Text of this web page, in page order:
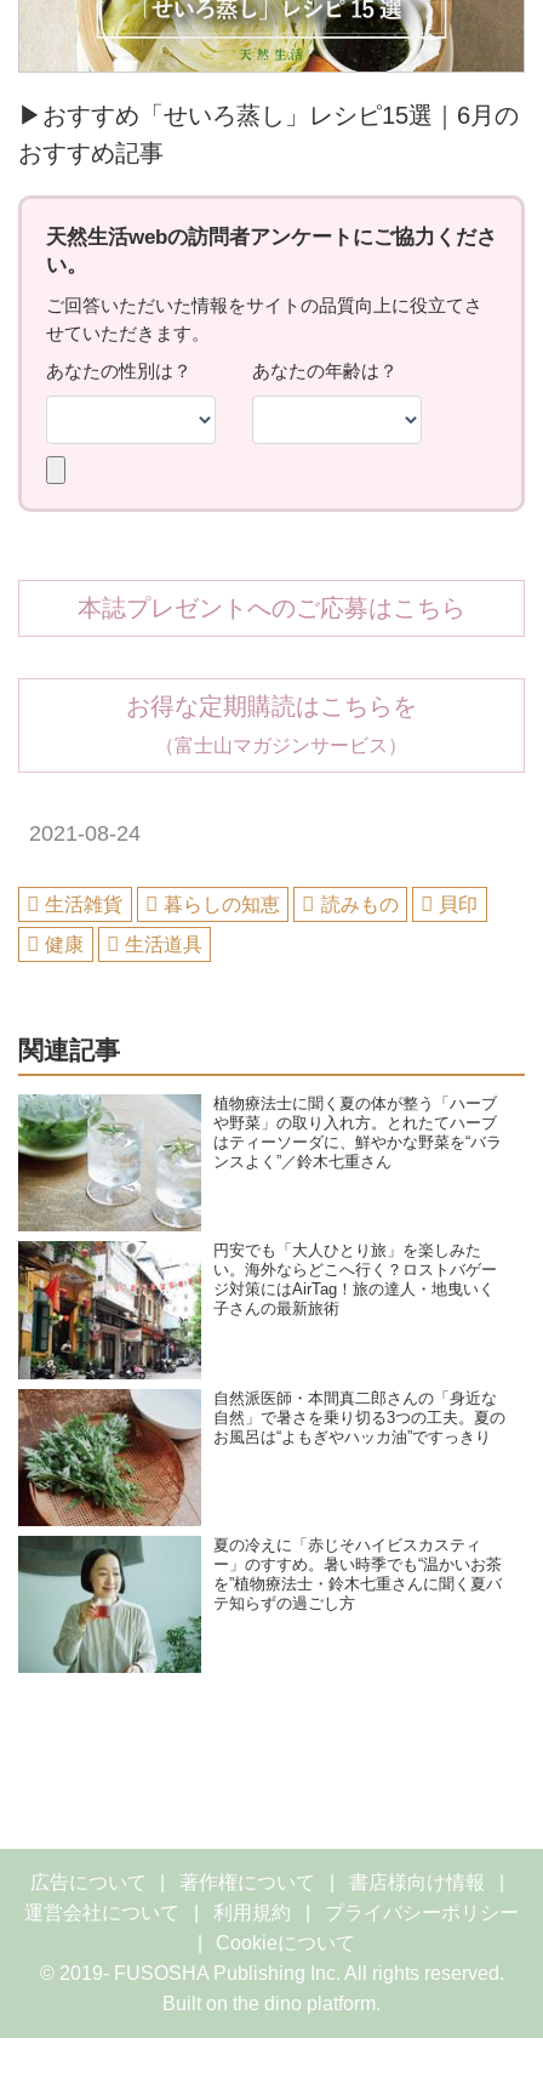
▶おすすめ「せいろ蒸し」レシピ15選｜6月の
おすすめ記事
本誌プレゼントへのご応募はこちら
お得な定期購読はこちらを
（富士山マガジンサービス）
2021-08-24
生活雑貨 暮らしの知恵 読みもの
貝印
健康
生活道具
関連記事
植物療法士に聞く夏の体が整う「ハーブ
や野菜」の取り入れ方。とれたてハーブ
はティーソーダに、鮮やかな野菜を“バラ
ンスよく”／鈴木七重さん
円安でも「大人ひとり旅」を楽しみた
い。海外ならどこへ行く？ロストバゲー
ジ対策にはAirTag！旅の達人・地曳いく
子さんの最新旅術
自然派医師・本間真二郎さんの「身近な
自然」で暑さを乗り切る3つの工夫。夏の
お風呂は“よもぎやハッカ油”ですっきり
夏の冷えに「赤じそハイビスカスティ
ー」のすすめ。暑い時季でも“温かいお茶
を”植物療法士・鈴木七重さんに聞く夏バ
テ知らずの過ごし方
広告について 著作権について
書店様向け情報
運営会社について
利用規約
プライバシーポリシー
Cookieについて
© 2019- FUSOSHA Publishing Inc. All rights reserved.
Built on the dino platform.